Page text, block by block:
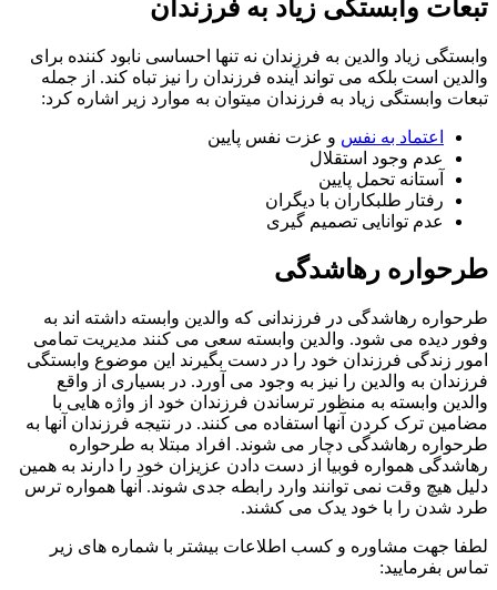
وابستگی زیاد به فرزندان
زیاد والدین به فرزندان نه تنها احساسی نابود کننده برای
است بلکه می تواند آینده فرزندان را نیز تباه کند. از جمله
وابستگی زیاد به فرزندان میتوان به موارد زیر اشاره کرد:
اعتماد به نفس و عزت نفس پایین
عدم وجود استقلال
آستانه تحمل پایین
رفتار طلبکاران با دیگران
عدم توانایی تصمیم گیری
رهاشدگی
رهاشدگی در فرزندانی که والدین وابسته داشته اند به
دیده می شود. والدین وابسته سعی می کنند مدیریت تمامی
زندگی فرزندان خود را در دست بگیرند این موضوع وابستگی
به والدین را نیز به وجود می آورد. در بسیاری از واقع
وابسته به منظور ترساندن فرزندان خود از واژه هایی با
ترک کردن آنها استفاده می کنند. در نتیجه فرزندان آنها به
رهاشدگی دچار می شوند. افراد مبتلا به طرحواره
همواره فوبیا از دست دادن عزیزان خود را دارند به همین
هیچ وقت نمی توانند وارد رابطه جدی شوند. آنها همواره ترس
شدن را با خود یدک می کشند.
جهت مشاوره و کسب اطلاعات بیشتر با شماره های زیر
بفرمایید: